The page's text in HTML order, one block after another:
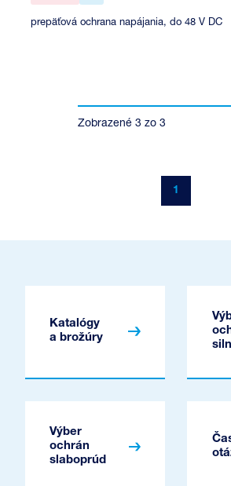
prepäťová ochrana napájania, do 48 V DC
Zobrazené3 zo3
1
Katalógy
a brožúry
Výber
ochrán
slaboprúd